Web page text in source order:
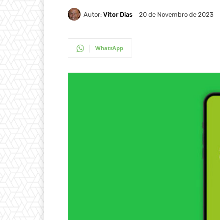
Autor: Vitor Dias 20 de Novembro de 2023
WhatsApp